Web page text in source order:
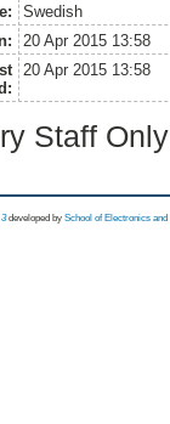
Swedish
20 Apr 2015 13:58
20 Apr 2015 13:58
Staff
developed by School of Electronics